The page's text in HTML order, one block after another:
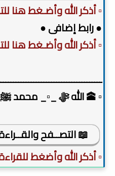
▫️ أذكر الله وأضـغط هنا
● رابط إضافى ●
▫️ أذكر الله وأضـغط هنا
▫️ 🕋 الله ﷻ _▫️_ محمد
📖 التصــفح
▫️ أذكر الله وأضغط